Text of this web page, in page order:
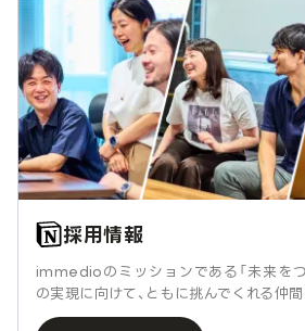
採用情報
immedioのミッションである「未来を
の実現に向けて、ともに挑んでくれる仲間